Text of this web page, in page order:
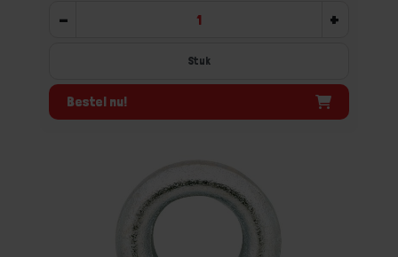
- +
Stuk
Bestel nu!